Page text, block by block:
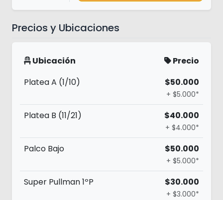
Precios y Ubicaciones
Ubicación
Precio
Platea A (1/10)
$50.000
+ $5.000*
Platea B (11/21) $40.000
+ $4.000*
Palco Bajo $50.000
+ $5.000*
Super Pullman 1ºP $30.000
+ $3.000*